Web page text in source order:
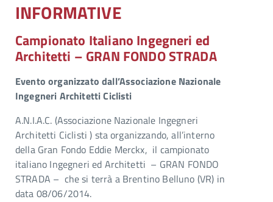
INFORMATIVE
Campionato Italiano Ingegneri ed
Architetti – GRAN FONDO STRADA
Evento organizzato dall’Associazione Nazionale
Ingegneri Architetti Ciclisti
A.N.I.A.C. (Associazione Nazionale Ingegneri
Architetti Ciclisti ) sta organizzando, all’interno
della Gran Fondo Eddie Merckx, il campionato
italiano Ingegneri ed Architetti – GRAN FONDO
STRADA – che si terrà a Brentino Belluno (VR) in
data 08/06/2014.